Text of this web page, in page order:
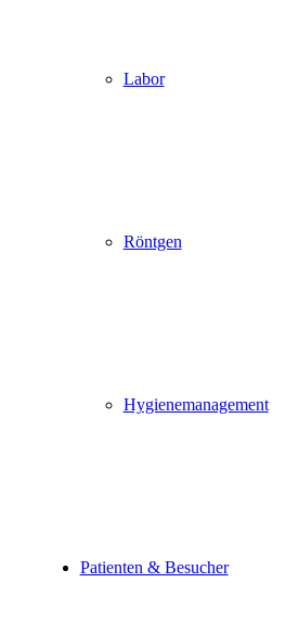
Labor
Röntgen
Hygienemanagement
Patienten & Besucher